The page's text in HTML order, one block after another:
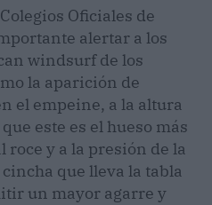
Oficiales de
alertar a los
windsurf de los
la aparición de
el empeine, a la altura
este es el hueso más
roce y a la presión de la
que lleva la tabla
un mayor agarre y